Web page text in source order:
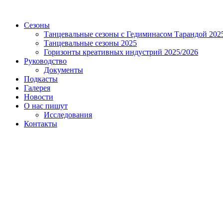
Сезоны
Танцевальные сезоны с Гедиминасом Тарандой
Танцевальные сезоны 2025
Горизонты креативных индустрий 2025/2026
Руководство
Документы
Подкасты
Галерея
Новости
О нас пишут
Исследования
Контакты